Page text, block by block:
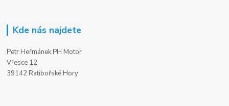
Kde nás najdete
Petr Heřmánek PH Motor
Vřesce 12
39142 Ratibořské Hory